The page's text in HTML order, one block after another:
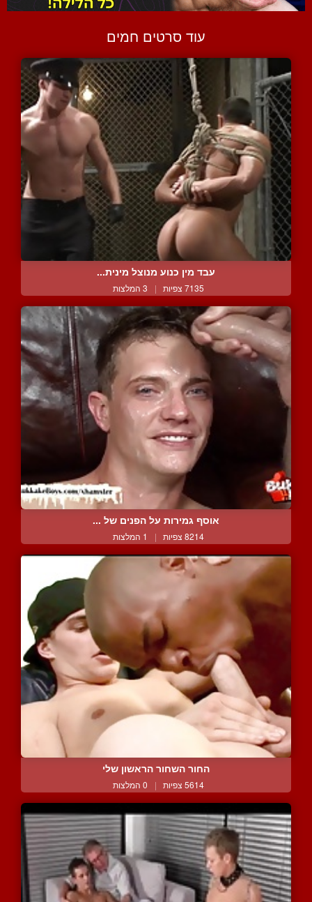
עוד סרטים חמים
עבד מין כנוע מנוצל מינית...
7135 צפיות | 3 המלצות
אוסף גמירות על הפנים של ...
8214 צפיות | 1 המלצות
החור השחור הראשון שלי
5614 צפיות | 0 המלצות